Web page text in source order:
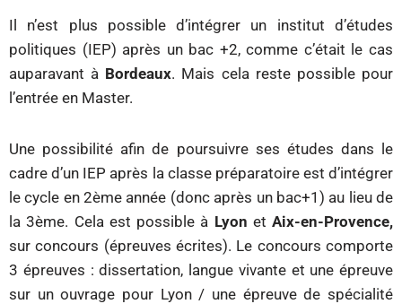
Il n’est plus possible d’intégrer un institut d’études
politiques (IEP) après un bac +2, comme c’était le cas
auparavant à Bordeaux. Mais cela reste possible pour
l’entrée en Master.
Une possibilité afin de poursuivre ses études dans le
cadre d’un IEP après la classe préparatoire est d’intégrer
le cycle en 2ème année (donc après un bac+1) au lieu de
la 3ème. Cela est possible à Lyon et Aix-en-Provence,
sur concours (épreuves écrites). Le concours comporte
3 épreuves : dissertation, langue vivante et une épreuve
sur un ouvrage pour Lyon / une épreuve de spécialité